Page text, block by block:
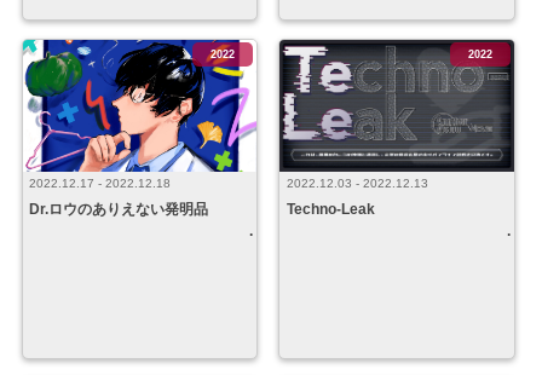
2022.12.17 - 2022.12.18
Dr.ロウのありえない発明品
2022
2022.12.03 - 2022.12.13
Techno-Leak
2022